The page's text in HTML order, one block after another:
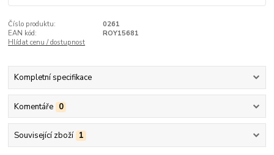
Číslo produktu:
0261
EAN kód:
ROY15681
Hlídat cenu / dostupnost
Kompletní specifikace
Komentáře 0
Související zboží 1